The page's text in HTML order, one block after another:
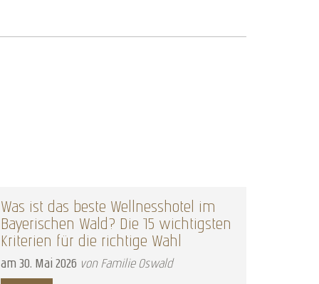
Was ist das beste Wellnesshotel im
Bayerischen Wald? Die 15 wichtigsten
Kriterien für die richtige Wahl
am 30. Mai 2026 von Familie Oswald